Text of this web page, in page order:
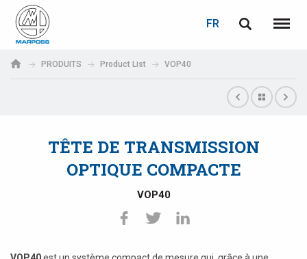
S.p.A.
FR
Menu
PRODUITS Product List VOP40
TÊTE DE TRANSMISSION
OPTIQUE COMPACTE
VOP40
Deutsch
Español
日本語 (Japanese)
中文 (Chinese)
LOGIN
Password